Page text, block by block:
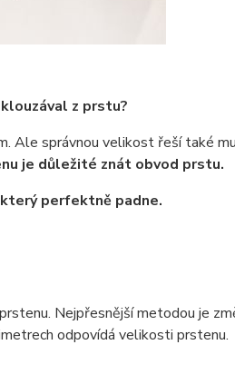
z prstu?
správnou velikost řeší také
je důležité znát obvod prstu.
perfektně padne.
Nejpřesnější metodou je
odpovídá velikosti prstenu.